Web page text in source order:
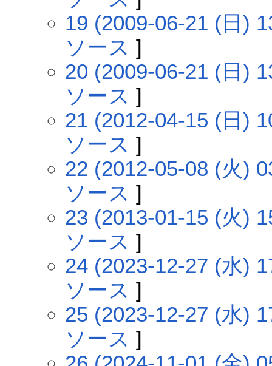
19 (2009-06-21 (日)
ソース ]
20 (2009-06-21 (日)
ソース ]
21 (2012-04-15 (日)
ソース ]
22 (2012-05-08 (火)
ソース ]
23 (2013-01-15 (火)
ソース ]
24 (2023-12-27 (水)
ソース ]
25 (2023-12-27 (水)
ソース ]